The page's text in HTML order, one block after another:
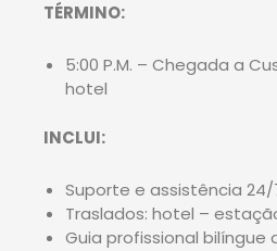
TÉRMINO:
5:00 P.M. – Chegada a
hotel
INCLUI:
Suporte e assistência
Traslados: hotel –
Guia profissional